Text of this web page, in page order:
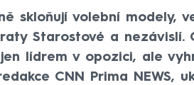
skloňují volební modely,
Starostové a nezávislí.
lídrem v opozici, ale
CNN Prima NEWS,